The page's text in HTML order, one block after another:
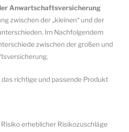
Anwartschaftsversicherung
zwischen der „kleinen“ und der
Im Nachfolgendem
zwischen der großen und
richtige und passende Produkt
erheblicher Risikozuschläge